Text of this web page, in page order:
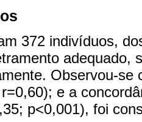
372 indivíduos,
adequado,
Observou-se
e a
p<0,001), foi